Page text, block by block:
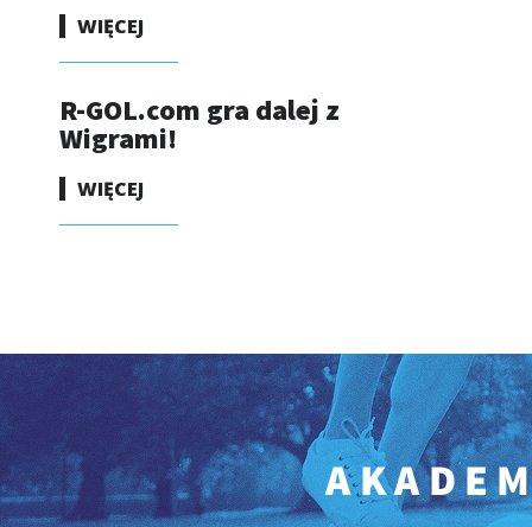
WIĘCEJ
R-GOL.com gra dalej z
Wigrami!
WIĘCEJ